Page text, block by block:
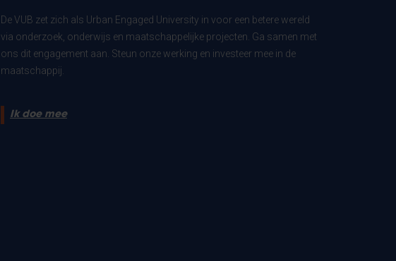
De VUB zet zich als Urban Engaged University in voor een betere wereld
via onderzoek, onderwijs en maatschappelijke projecten. Ga samen met
ons dit engagement aan. Steun onze werking en investeer mee in de
maatschappij.
Ik doe mee